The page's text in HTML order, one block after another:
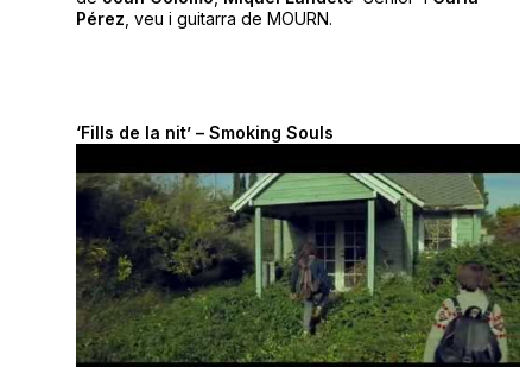
Pérez , veu i guitarra de MOURN.
‘Fills de la nit’ – Smoking Souls